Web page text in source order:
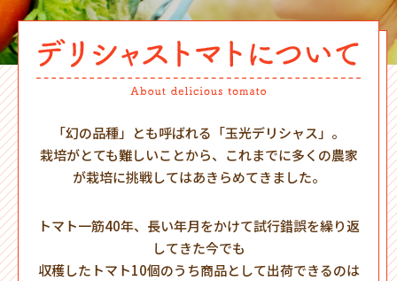
「幻の品種」とも呼ばれる「玉光デリシャス」。
栽培がとても難しいことから、これまでに多くの農家
が栽培に挑戦してはあきらめてきました。
トマト一筋40年、長い年月をかけて試行錯誤を繰り返
してきた今でも
収穫したトマト10個のうち商品として出荷できるのは